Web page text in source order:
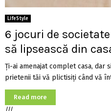
LifeStyle
6 jocuri de
să lipsească din
Ți-ai amenajat complet casa, dar
prietenii tăi vă plictisiți când vă
Read more